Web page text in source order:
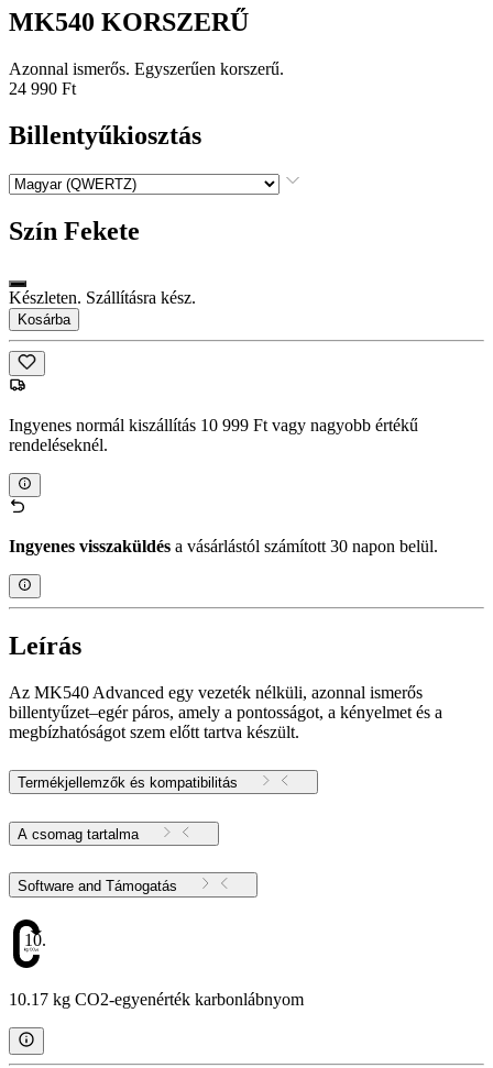
MK540 KORSZERŰ
Azonnal ismerős. Egyszerűen korszerű.
24 990 Ft
Billentyűkiosztás
Szín Fekete
Készleten. Szállításra kész.
Kosárba
Ingyenes normál kiszállítás 10 999 Ft vagy nagyobb értékű
rendeléseknél.
Ingyenes visszaküldés a vásárlástól számított 30 napon belül.
Leírás
Az MK540 Advanced egy vezeték nélküli, azonnal ismerős
billentyűzet–egér páros, amely a pontosságot, a kényelmet és a
megbízhatóságot szem előtt tartva készült.
Termékjellemzők és kompatibilitás
A csomag tartalma
Software and Támogatás
10.17
10.17 kg CO2-egyenérték karbonlábnyom